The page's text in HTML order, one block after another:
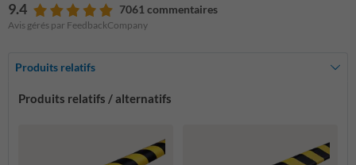
9.4 7061 commentaires
Avis gérés par FeedbackCompany
Produits relatifs
Produits relatifs / alternatifs